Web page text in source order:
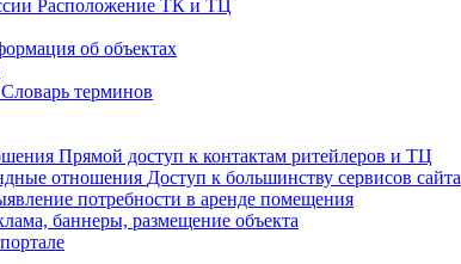
Расположение ТК и ТЦ
об объектах
Словарь терминов
Прямой доступ к контактам ритейлеров и ТЦ
отношения Доступ к большинству сервисов сайта
потребности в аренде помещения
баннеры, размещение объекта